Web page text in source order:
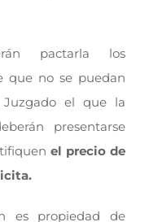
pactarla los
que no se puedan
el que la
presentarse
el precio de
es propiedad de